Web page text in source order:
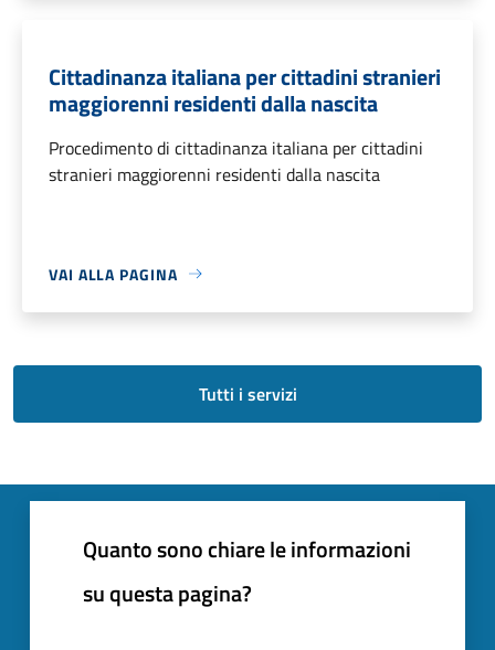
Cittadinanza italiana per cittadini stranieri
maggiorenni residenti dalla nascita
Procedimento di cittadinanza italiana per cittadini
stranieri maggiorenni residenti dalla nascita
VAI ALLA PAGINA
Tutti i servizi
Quanto sono chiare le informazioni
su questa pagina?